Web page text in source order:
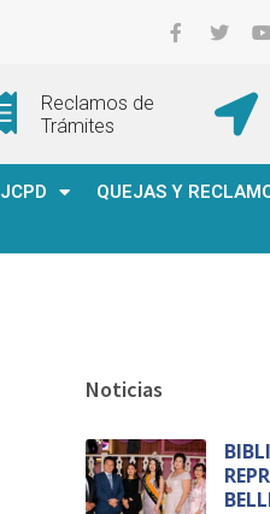
Reclamos de
Trámites
JCPD
QUEJAS Y
Noticias